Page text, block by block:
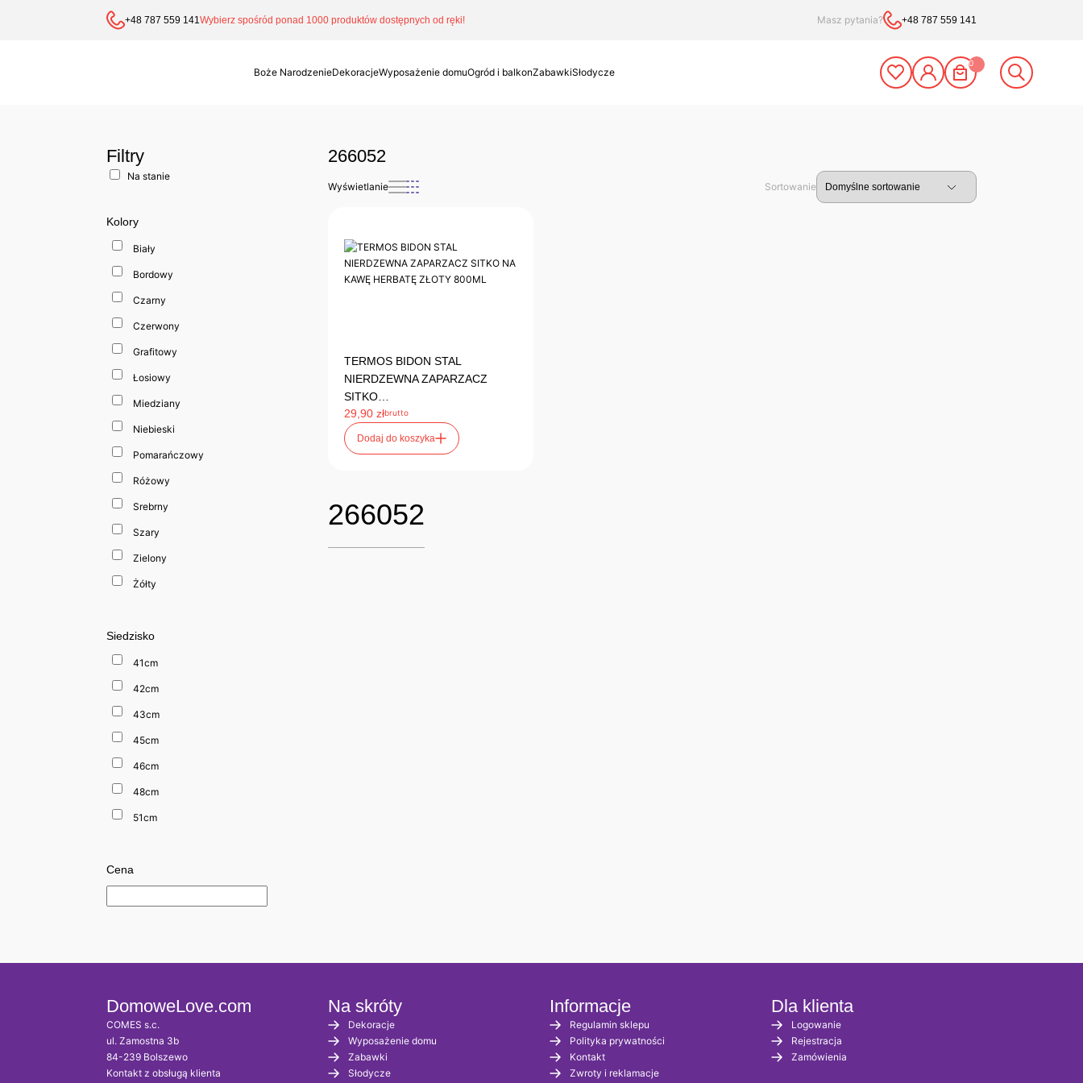
+48 787 559 141Wybierz spośród ponad 1000 produktów dostępnych od ręki! Masz pytania? +48 787 559 141
Boże NarodzenieDekoracjeWyposażenie domuOgród i balkonZabawkiSłodycze
0
Filtry
Na stanie
Kolory
Biały
Bordowy
Czarny
Czerwony
Grafitowy
Łosiowy
Miedziany
Niebieski
Pomarańczowy
Różowy
Srebrny
Szary
Zielony
Żółty
Siedzisko
41cm
42cm
43cm
45cm
46cm
48cm
51cm
Cena
266052
Wyświetlanie Sortowanie
TERMOS BIDON STAL
NIERDZEWNA ZAPARZACZ
SITKO…
29,90 złbrutto
Dodaj do koszyka
266052
DomoweLove.com
COMES s.c.
ul. Zamostna 3b
84-239 Bolszewo
Kontakt z obsługą klienta
Na skróty
Dekoracje
Wyposażenie domu
Zabawki
Słodycze
Informacje
Regulamin sklepu
Polityka prywatności
Kontakt
Zwroty i reklamacje
Dla klienta
Logowanie
Rejestracja
Zamówienia